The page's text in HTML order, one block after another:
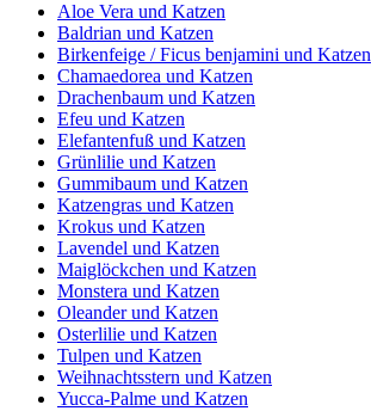
Aloe Vera und Katzen
Baldrian und Katzen
Birkenfeige / Ficus benjamini und Katzen
Chamaedorea und Katzen
Drachenbaum und Katzen
Efeu und Katzen
Elefantenfuß und Katzen
Grünlilie und Katzen
Gummibaum und Katzen
Katzengras und Katzen
Krokus und Katzen
Lavendel und Katzen
Maiglöckchen und Katzen
Monstera und Katzen
Oleander und Katzen
Osterlilie und Katzen
Tulpen und Katzen
Weihnachtsstern und Katzen
Yucca-Palme und Katzen